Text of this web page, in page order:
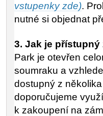
vstupenky zde).
nutné si objednat
3. Jak je přístupný
Park je otevřen
soumraku a
dostupný z
doporučujeme
k zakoupení na